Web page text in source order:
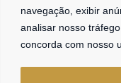
navegação, exibir
analisar nosso
concorda com nosso
Av. Frei Cirilo, 4186 – Sala 14
60.840-285
Fortaleza | Ceará | Brasil